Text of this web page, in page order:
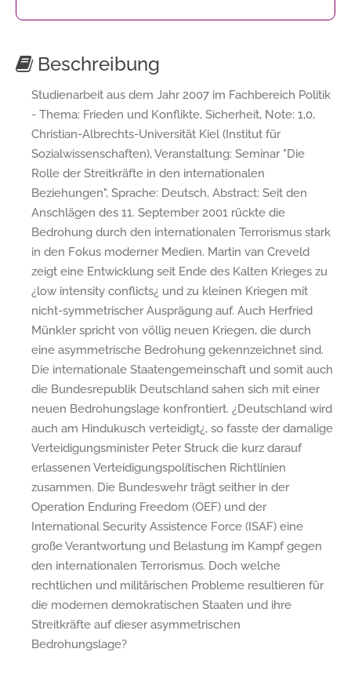
Beschreibung
Studienarbeit aus dem Jahr 2007 im Fachbereich Politik
- Thema: Frieden und Konflikte, Sicherheit, Note: 1,0,
Christian-Albrechts-Universität Kiel (Institut für
Sozialwissenschaften), Veranstaltung: Seminar "Die
Rolle der Streitkräfte in den internationalen
Beziehungen", Sprache: Deutsch, Abstract: Seit den
Anschlägen des 11. September 2001 rückte die
Bedrohung durch den internationalen Terrorismus stark
in den Fokus moderner Medien. Martin van Creveld
zeigt eine Entwicklung seit Ende des Kalten Krieges zu
¿low intensity conflicts¿ und zu kleinen Kriegen mit
nicht-symmetrischer Ausprägung auf. Auch Herfried
Münkler spricht von völlig neuen Kriegen, die durch
eine asymmetrische Bedrohung gekennzeichnet sind.
Die internationale Staatengemeinschaft und somit auch
die Bundesrepublik Deutschland sahen sich mit einer
neuen Bedrohungslage konfrontiert. ¿Deutschland wird
auch am Hindukusch verteidigt¿, so fasste der damalige
Verteidigungsminister Peter Struck die kurz darauf
erlassenen Verteidigungspolitischen Richtlinien
zusammen. Die Bundeswehr trägt seither in der
Operation Enduring Freedom (OEF) und der
International Security Assistence Force (ISAF) eine
große Verantwortung und Belastung im Kampf gegen
den internationalen Terrorismus. Doch welche
rechtlichen und militärischen Probleme resultieren für
die modernen demokratischen Staaten und ihre
Streitkräfte auf dieser asymmetrischen
Bedrohungslage?